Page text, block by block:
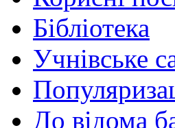
Бібліотека
Учнівське
До відома